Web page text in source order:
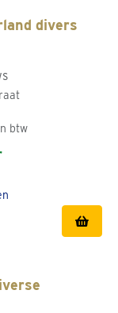
ervaring
beleggingsgoud
gebruiken
wensen of
Kom dan
in heel
denken
divers
btw